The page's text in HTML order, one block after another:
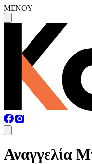
MENOY
Αναγγελία